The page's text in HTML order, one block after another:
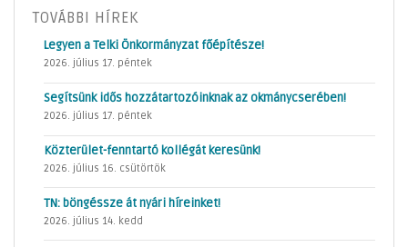
TOVÁBBI HÍREK
Legyen a Telki Önkormányzat főépítésze!
2026. július 17. péntek
Segítsünk idős hozzátartozóinknak az okmánycserében!
2026. július 17. péntek
Közterület-fenntartó kollégát keresünk!
2026. július 16. csütörtök
TN: böngéssze át nyári híreinket!
2026. július 14. kedd